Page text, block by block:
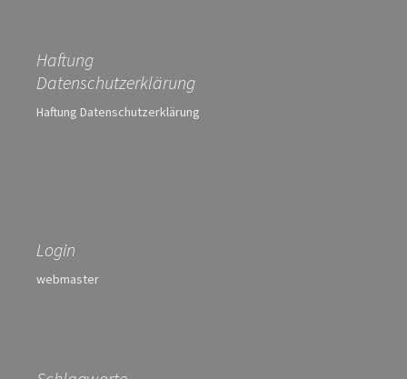
Haftung
Datenschutzerklärung
Haftung Datenschutzerklärung
Login
webmaster